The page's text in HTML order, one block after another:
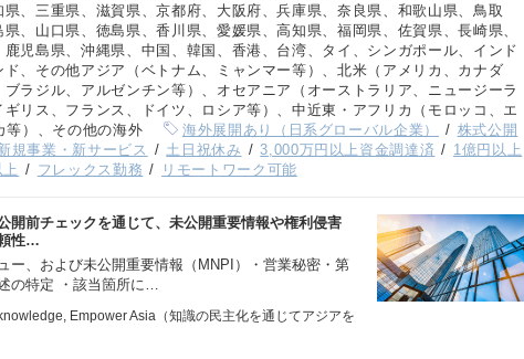
、三重県、滋賀県、京都府、大阪府、兵庫県、奈良県、和歌山県、鳥取
、山口県、徳島県、香川県、愛媛県、高知県、福岡県、佐賀県、長崎県、
児島県、沖縄県、中国、韓国、香港、台湾、タイ、シンガポール、インド
、その他アジア（ベトナム、ミャンマー等）、北米（アメリカ、カナダ
ラジル、アルゼンチン等）、オセアニア（オーストラリア、ニュージーラ
リス、フランス、ドイツ、ロシア等）、中近東・アフリカ（モロッコ、エ
等）、その他の海外
海外展開あり（日系グローバル企業）
株式公開
規事業・新サービス 土日祝休み 3,000万円以上資金調達済
1億円以上
フレックス勤務 リモートワーク可能
開前チェックを通じて、未公開重要情報や権利侵害
性…
ー、および未公開重要情報（MNPI）・営業秘密・第
の特定 ・該当箇所に…
Empower Asia（知識の民主化を通じてアジアを